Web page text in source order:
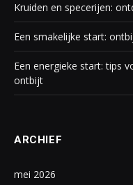
Kruiden en specerijen:
Een smakelijke start:
Een energieke start: tips
ontbijt
ARCHIEF
mei 2026